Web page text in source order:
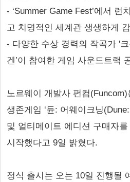
- ‘Summer Game Fest’에서 런
고 치명적인 세계관 생생하게
- 다양한 수상 경력의 작곡가 '
겐’이 참여한 게임 사운드트랙
노르웨이 개발사 펀컴
생존게임 ‘듄: 어웨이크닝
및 얼티메이트 에디션 구매자
시작했다고 9일 밝혔다.
정식 출시는 오는 10일 진행될